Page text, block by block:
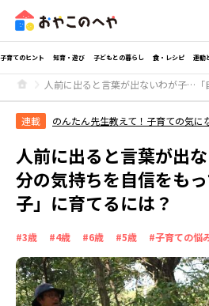
子育てのヒント 知育・遊び 子どもとの暮らし 食・レシピ 運動
人前に出ると言葉が出ないわが子…
連載 のんたん先生教えて！子育ての気に
人前に出ると言葉が出
分の気持ちを自信をも
子」に育てるには？
#3歳 #4歳 #6歳 #5歳 #子育ての悩